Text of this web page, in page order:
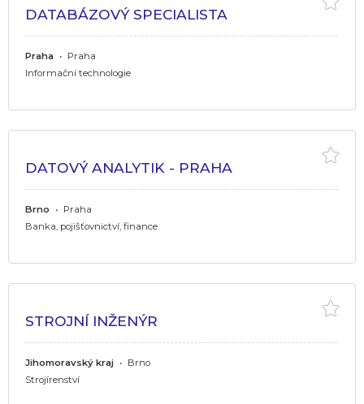
DATABÁZOVÝ SPECIALISTA
Praha • Praha
Informační technologie
DATOVÝ ANALYTIK - PRAHA
Brno • Praha
Banka, pojišťovnictví, finance
STROJNÍ INŽENÝR
Jihomoravský kraj • Brno
Strojírenství